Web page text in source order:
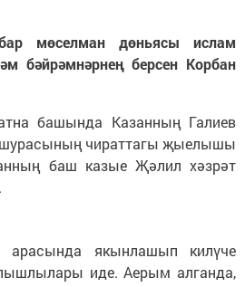
мөселман дөньясы ислам
бәйрәмнәрнең берсен Корбан
башында Казанның Галиев
чираттагы җыелышы
баш казые Җәлил хәзрәт
арасында якынлашып килүче
иде. Аерым алганда,